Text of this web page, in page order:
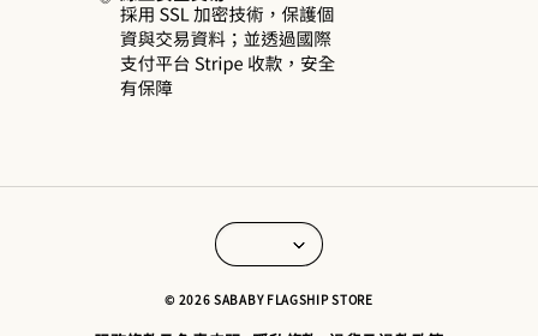
© 2026 SABABY FLAGSHIP STORE